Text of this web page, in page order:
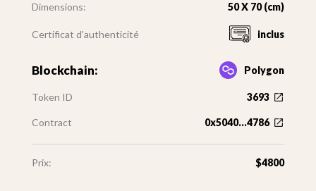
Dimensions: 50 X 70 (cm)
Certificat d'authenticité inclus
Blockchain: Polygon
Token ID 3693
Contract 0x5040...4786
Prix: $4800